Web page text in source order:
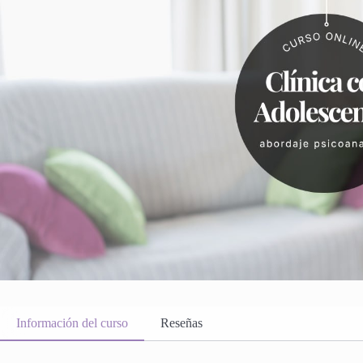
Información del curso Reseñas